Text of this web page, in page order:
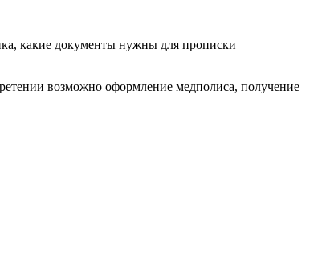
какие документы нужны для прописки
возможно оформление медполиса, получение